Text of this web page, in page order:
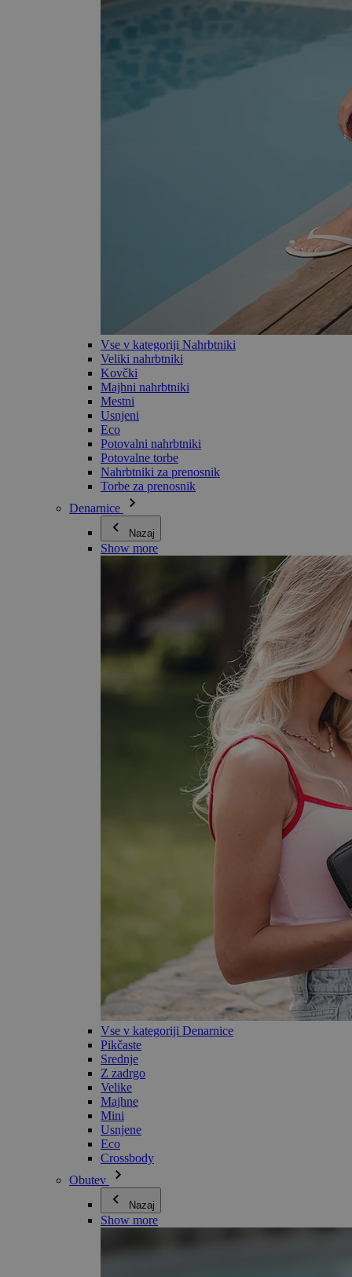
Vse v kategoriji Nahrbtniki
Veliki nahrbtniki
Kovčki
Majhni nahrbtniki
Mestni
Usnjeni
Eco
Potovalni nahrbtniki
Potovalne torbe
Nahrbtniki za prenosnik
Torbe za prenosnik
Denarnice
Nazaj
Show more
Vse v kategoriji Denarnice
Pikčaste
Srednje
Z zadrgo
Velike
Majhne
Mini
Usnjene
Eco
Crossbody
Obutev
Nazaj
Show more